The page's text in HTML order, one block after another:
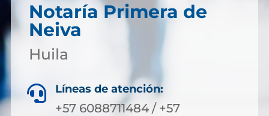
Notaría Primera de
Neiva
Huila
 Líneas de atención:
+57 6088711484 / +57